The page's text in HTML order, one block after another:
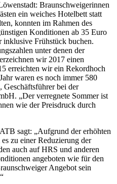
Braunschweigerinnen
ein weiches Hotelbett statt
konnten im Rahmen des
Konditionen ab 35 Euro
inklusive Frühstück buchen.
unter denen der
wir 2017 einen
erreichten wir ein Rekordhoch
waren es noch immer 580
Geschäftsführer bei der
„Der verregnete Sommer ist
wie der Preisdruck durch
sagt: „Aufgrund der erhöhten
zu einer Reduzierung der
auch auf HRS und anderen
angeboten wie für den
Angebot sein